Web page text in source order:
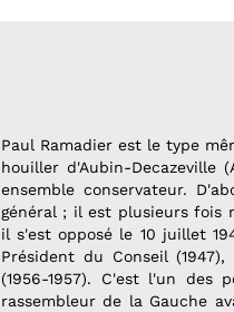
Paul Ramadier est le type
houiller d'Aubin-Decazeville
ensemble conservateur.
général ; il est plusieurs fois
il s'est opposé le 10 juillet
Président du Conseil
(1956-1957). C'est l'un des
rassembleur de la Gauche